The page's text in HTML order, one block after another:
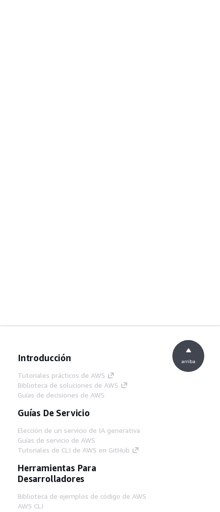
Introducción
Tutoriales prácticos de AWS
Biblioteca de soluciones de AWS
Guías de decisiones de AWS
Guías De Servicio
Elección de un servicio de IA generativa
Guías de servicio de AWS
Tutoriales de CLI de AWS en GitHub
Herramientas Para
Desarrolladores
Biblioteca de ejemplos de código de AWS
AWS CLI
arriba